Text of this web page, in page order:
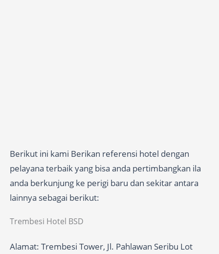
Berikut ini kami Berikan referensi hotel dengan
pelayana terbaik yang bisa anda pertimbangkan ila
anda berkunjung ke perigi baru dan sekitar antara
lainnya sebagai berikut:
Trembesi Hotel BSD
Alamat: Trembesi Tower, Jl. Pahlawan Seribu Lot